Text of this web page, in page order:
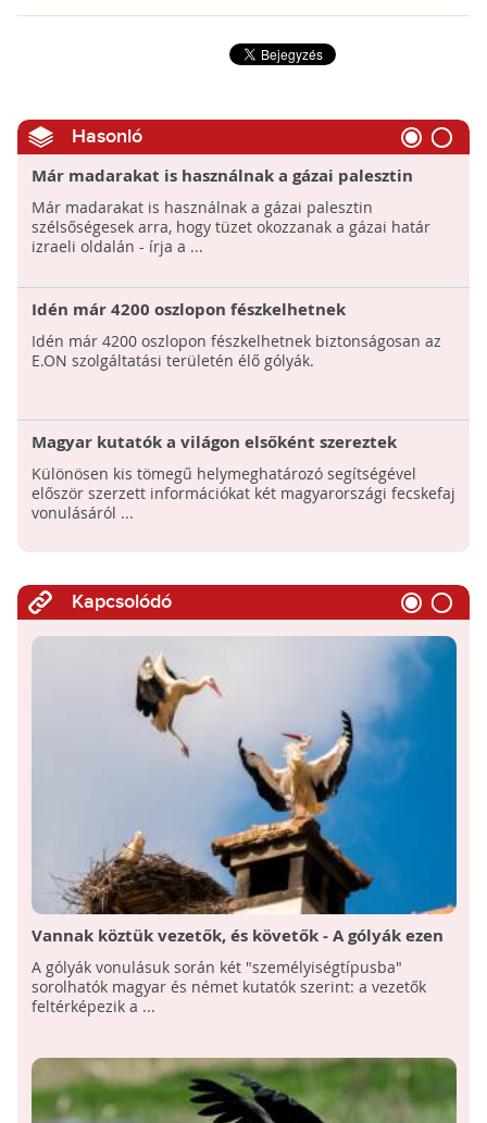
Hasonló
Már madarakat is használnak a gázai palesztin
szélsőségesek arra, hogy tüzet okozzanak Izraelben
Már madarakat is használnak a gázai palesztin
szélsőségesek arra, hogy tüzet okozzanak a gázai határ
izraeli oldalán - írja a ...
Idén már 4200 oszlopon fészkelhetnek
biztonságosan a gólyák
Idén már 4200 oszlopon fészkelhetnek biztonságosan az
E.ON szolgáltatási területén élő gólyák.
Magyar kutatók a világon elsőként szereztek
pontos információkat két fecskefaj vonulásáról
Különösen kis tömegű helymeghatározó segítségével
először szerzett információkat két magyarországi fecskefaj
vonulásáról ...
Kapcsolódó
Vannak köztük vezetők, és követők - A gólyák ezen
két személyiségtípusba sorolhatók vonulásuk alatt
A gólyák vonulásuk során két "személyiségtípusba"
sorolhatók magyar és német kutatók szerint: a vezetők
feltérképezik a ...